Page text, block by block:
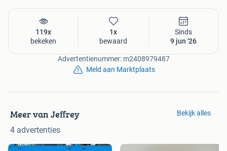
119x
bekeken
1x
bewaard
Sinds
9 jun '26
Advertentienummer: m2408979487
Meld aan Marktplaats
Meer van Jeffrey
4 advertenties
Bekijk alles